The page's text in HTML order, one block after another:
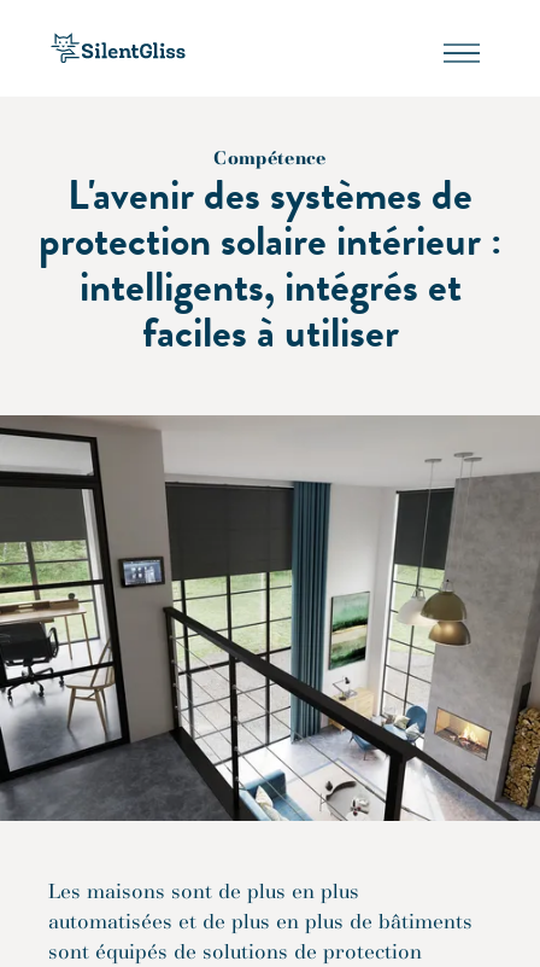
Compétence
L'avenir des systèmes de
protection solaire intérieur :
intelligents, intégrés et
faciles à utiliser
Les maisons sont de plus en plus
automatisées et de plus en plus de bâtiments
sont équipés de solutions de protection